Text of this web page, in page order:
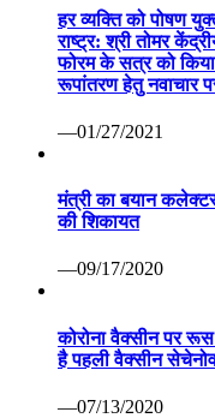
हर व्यक्ति को पोषण
राष्ट्र: श्री तोमर
फोरम के सत्र को किया
रूपांतरण हेतु नवाचार
—01/27/2021
मंत्री का बयान
की शिकायत
—09/17/2020
कोरोना वैक्सीन पर
है पहली वैक्सीन सेचेनोव
—07/13/2020